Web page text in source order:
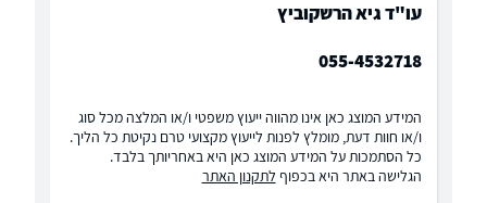
עו"ד גיא הרשקוביץ
055-4532718
המידע המוצג כאן אינו מהווה ייעוץ משפטי ו/או המלצה מכל סוג
ו/או חוות דעת, מומלץ לפנות לייעוץ מקצועי טרם נקיטת כל הליך.
כל הסתמכות על המידע המוצג כאן היא באחריותך בלבד.
הגלישה באתר היא בכפוף לתקנון האתר